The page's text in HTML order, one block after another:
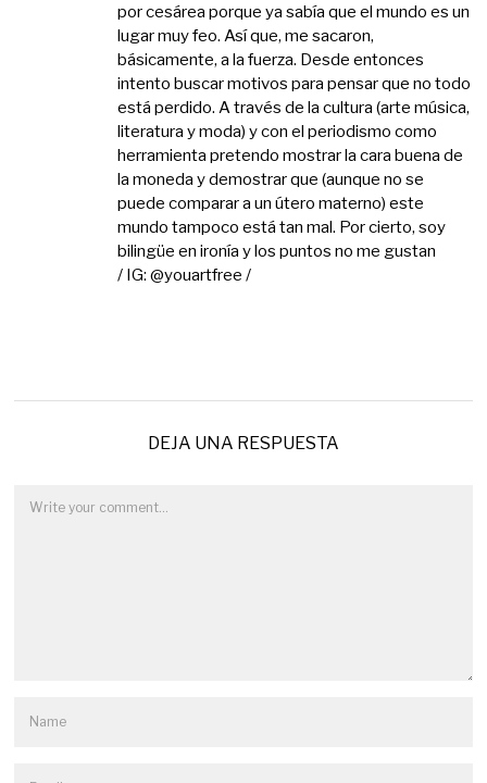
por cesárea porque ya sabía que el mundo es un
lugar muy feo. Así que, me sacaron,
básicamente, a la fuerza. Desde entonces
intento buscar motivos para pensar que no todo
está perdido. A través de la cultura (arte música,
literatura y moda) y con el periodismo como
herramienta pretendo mostrar la cara buena de
la moneda y demostrar que (aunque no se
puede comparar a un útero materno) este
mundo tampoco está tan mal. Por cierto, soy
bilingüe en ironía y los puntos no me gustan
/ IG: @youartfree /
DEJA UNA RESPUESTA